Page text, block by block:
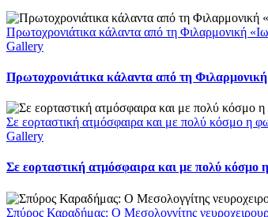
Πρωτοχρονιάτικα κάλαντα από τη Φιλαρμονική
Gallery
Πρωτοχρονιάτικα κάλαντα από τη
Σε εορταστική ατμόσφαιρα και με πολύ κόσμο η
Gallery
Σε εορταστική ατμόσφαιρα και με πολύ κόσμο
Σπύρος Καραδήμας: Ο Μεσολογγίτης